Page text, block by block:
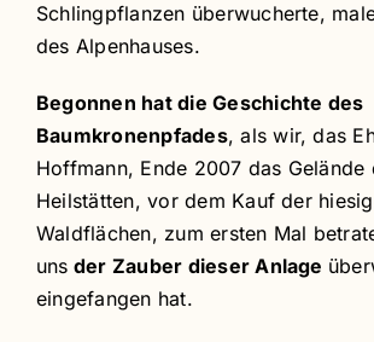
Schlingpflanzen überwucherte,
des Alpenhauses.
Begonnen hat die Geschichte des
Baumkronenpfades, als wir, das
Hoffmann, Ende 2007 das Gelände
Heilstätten, vor dem Kauf der
Waldflächen, zum ersten Mal
uns der Zauber dieser Anlage
eingefangen hat.